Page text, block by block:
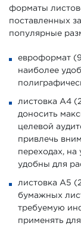
форматы
поставленных
популярные
евроформат
наиболее
листовка А4
доносить
целевой
привлечь
переходах, на
удобны для
листовка А5
бумажных
требуемую
применять